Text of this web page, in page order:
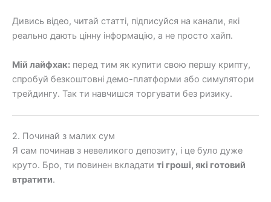
Дивись відео, читай статті, підписуйся на канали, які
реально дають цінну інформацію, а не просто хайп.
Мій лайфхак: перед тим як купити свою першу крипту,
спробуй безкоштовні демо-платформи або симулятори
трейдингу. Так ти навчишся торгувати без ризику.
2. Починай з малих сум
Я сам починав з невеликого депозиту, і це було дуже
круто. Бро, ти повинен вкладати ті гроші, які готовий
втратити.